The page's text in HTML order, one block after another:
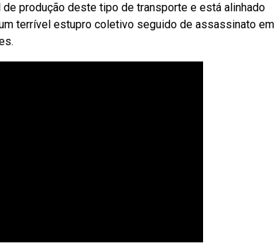
produção deste tipo de transporte e está alinhado
terrível estupro coletivo seguido de assassinato em